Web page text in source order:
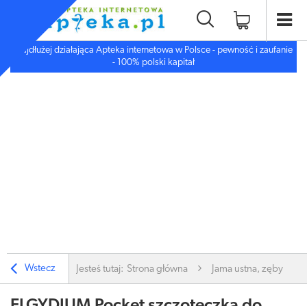
Najdłużej działająca Apteka internetowa w Polsce - pewność i zaufanie
- 100% polski kapitał
Wstecz Jesteś tutaj: Strona główna Jama ustna, zęby